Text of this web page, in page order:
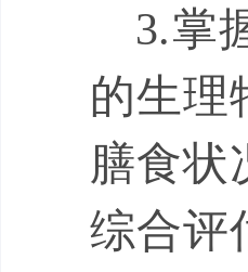
3.掌
的生理
膳食状
综合评